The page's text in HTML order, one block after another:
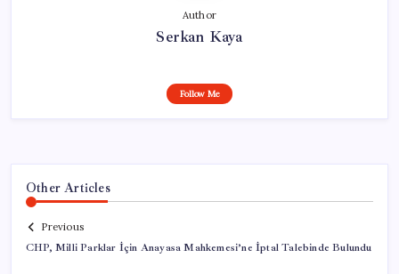
Author
Serkan Kaya
Follow Me
Other Articles
Previous
CHP, Milli Parklar İçin Anayasa Mahkemesi’ne İptal Talebinde Bulundu